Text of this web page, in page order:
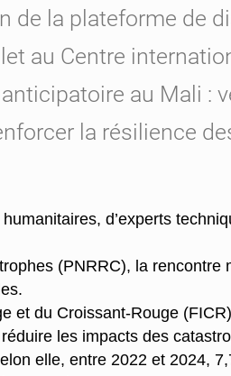
de la plateforme de
au Centre
au Mali :
la résilience
d’experts
(PNRRC), la rencontre
et du Croissant-Rouge
les impacts des
elle, entre 2022 et 2024,